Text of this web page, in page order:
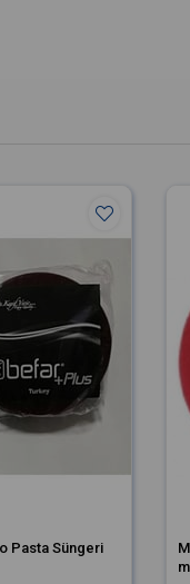
Pasta Süngeri